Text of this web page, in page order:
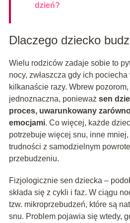
dzień?
Dlaczego dziecko
Wielu rodziców zadaje sobie to
nocy, zwłaszcza gdy ich
kilkanaście razy. Wbrew
jednoznaczna, ponieważ sen
proces, uwarunkowany
emocjami. Co więcej, każde
potrzebuje więcej snu, inne
trudności z samodzielnym
przebudzeniu.
Fizjologicznie sen dziecka –
składa się z cykli i faz. W ciągu
tzw. mikroprzebudzeń, które są
snu. Problem pojawia się wtedy,